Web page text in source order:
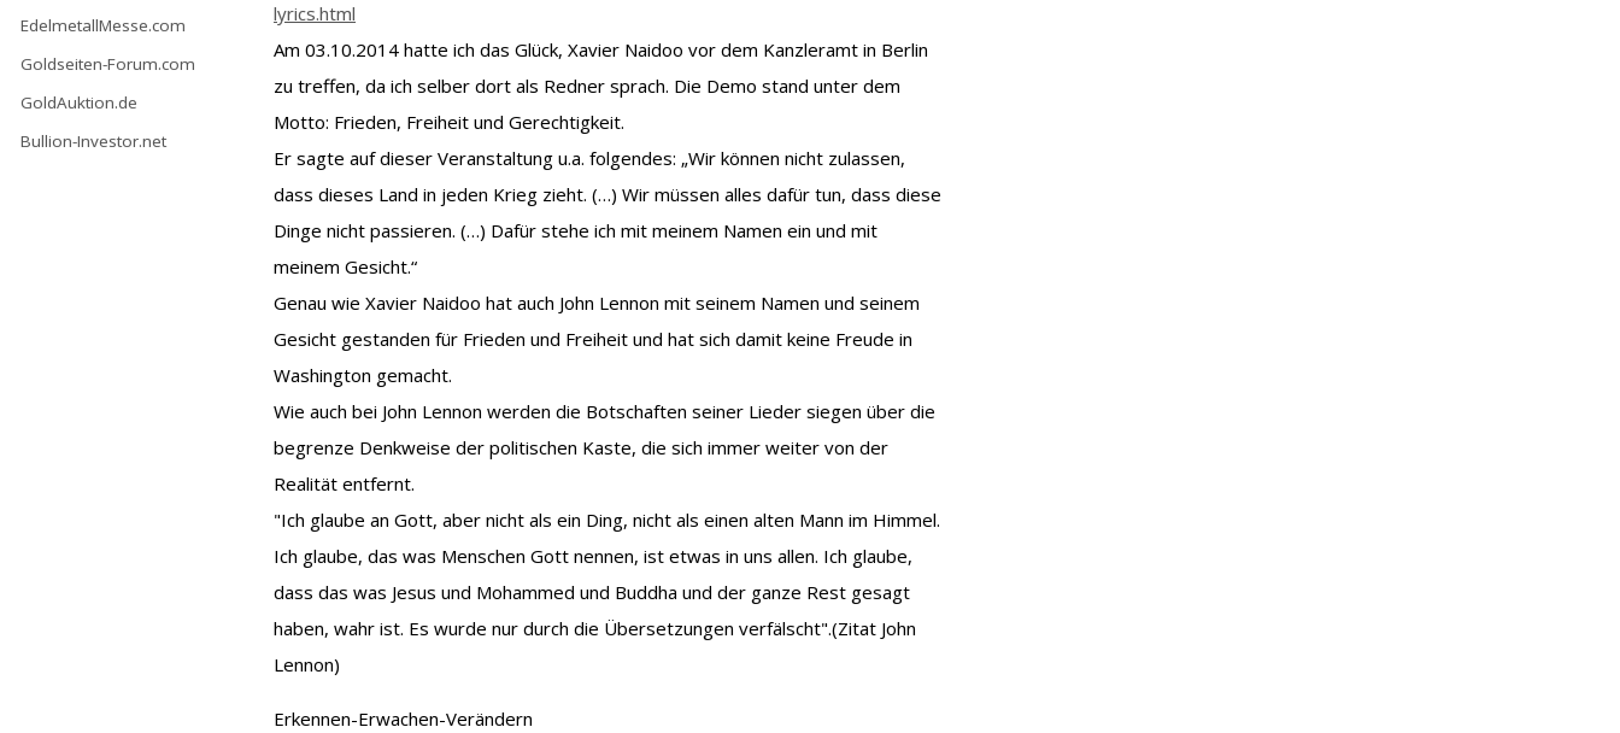
EdelmetallMesse.com
Goldseiten-Forum.com
GoldAuktion.de
Bullion-Investor.net
lyrics.html
Am 03.10.2014 hatte ich das Glück, Xavier Naidoo vor dem Kanzleramt in Berlin
zu treffen, da ich selber dort als Redner sprach. Die Demo stand unter dem
Motto: Frieden, Freiheit und Gerechtigkeit.
Er sagte auf dieser Veranstaltung u.a. folgendes: „Wir können nicht zulassen,
dass dieses Land in jeden Krieg zieht. (…) Wir müssen alles dafür tun, dass diese
Dinge nicht passieren. (…) Dafür stehe ich mit meinem Namen ein und mit
meinem Gesicht.“
Genau wie Xavier Naidoo hat auch John Lennon mit seinem Namen und seinem
Gesicht gestanden für Frieden und Freiheit und hat sich damit keine Freude in
Washington gemacht.
Wie auch bei John Lennon werden die Botschaften seiner Lieder siegen über die
begrenze Denkweise der politischen Kaste, die sich immer weiter von der
Realität entfernt.
"Ich glaube an Gott, aber nicht als ein Ding, nicht als einen alten Mann im Himmel.
Ich glaube, das was Menschen Gott nennen, ist etwas in uns allen. Ich glaube,
dass das was Jesus und Mohammed und Buddha und der ganze Rest gesagt
haben, wahr ist. Es wurde nur durch die Übersetzungen verfälscht".(Zitat John
Lennon)
Erkennen-Erwachen-Verändern